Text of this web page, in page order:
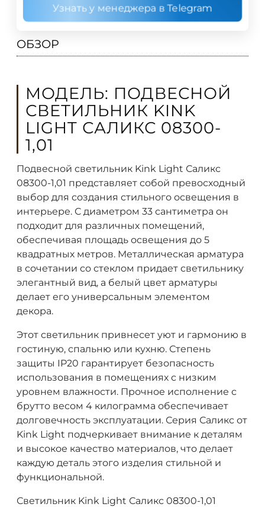
Узнать у менеджера в Telegram
ОБЗОР
МОДЕЛЬ: ПОДВЕСНОЙ
СВЕТИЛЬНИК KINK
LIGHT САЛИКС 08300-
1,01
Подвесной светильник Kink Light Саликс
08300-1,01 представляет собой превосходный
выбор для создания стильного освещения в
интерьере. С диаметром 33 сантиметра он
подходит для различных помещений,
обеспечивая площадь освещения до 5
квадратных метров. Металлическая арматура
в сочетании со стеклом придает светильнику
элегантный вид, а белый цвет арматуры
делает его универсальным элементом
декора.
Этот светильник привнесет уют и гармонию в
гостиную, спальню или кухню. Степень
защиты IP20 гарантирует безопасность
использования в помещениях с низким
уровнем влажности. Прочное исполнение с
брутто весом 4 килограмма обеспечивает
долговечность эксплуатации. Серия Саликс от
Kink Light подчеркивает внимание к деталям
и высокое качество материалов, что делает
каждую деталь этого изделия стильной и
функциональной.
Светильник Kink Light Саликс 08300-1,01